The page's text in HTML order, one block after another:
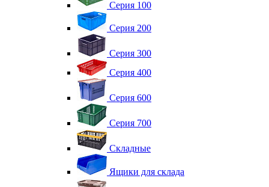
Серия 100
Серия 200
Серия 300
Серия 400
Серия 600
Серия 700
Складные
Ящики для склада